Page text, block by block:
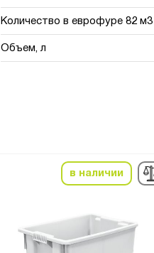
Количество в еврофуре 82 м3
Объем, л
в наличии